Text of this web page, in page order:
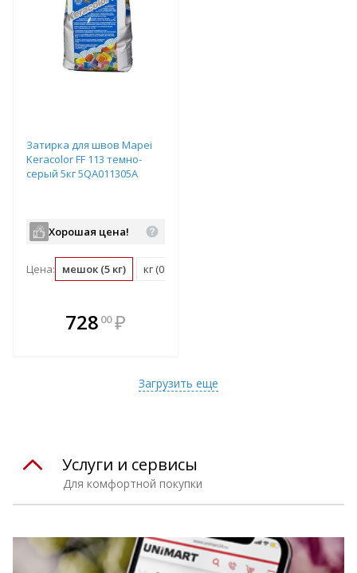
Затирка для швов Mapei
Keracolor FF 113 темно-
серый 5кг 5QA011305A
Хорошая цена!
Цена: мешок (5 кг) кг (0.2 мешок)
728 00 ₽
Загрузить еще
Для комфортной покупки
Услуги и сервисы